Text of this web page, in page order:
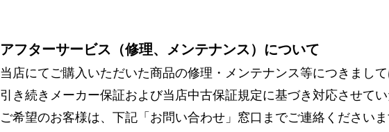
アフターサービス（修理、メンテナンス）について
当店にてご購入いただいた商品の修理・メンテナンス等につきまして
引き続きメーカー保証および当店中古保証規定に基づき対応させてい
ご希望のお客様は、下記「お問い合わせ」窓口までご連絡ください